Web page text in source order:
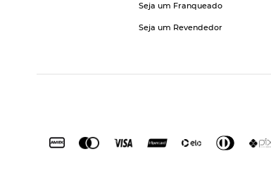
Seja um Franqueado
Seja um Revendedor